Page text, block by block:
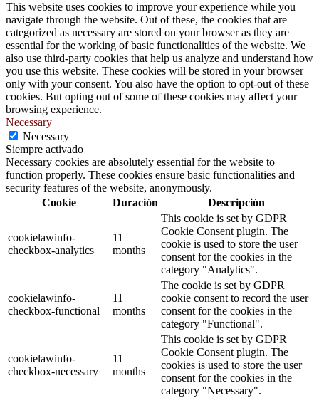
This website uses cookies to improve your experience while you
navigate through the website. Out of these, the cookies that are
categorized as necessary are stored on your browser as they are
essential for the working of basic functionalities of the website. We
also use third-party cookies that help us analyze and understand how
you use this website. These cookies will be stored in your browser
only with your consent. You also have the option to opt-out of these
cookies. But opting out of some of these cookies may affect your
browsing experience.
Necessary
Necessary
Siempre activado
Necessary cookies are absolutely essential for the website to
function properly. These cookies ensure basic functionalities and
security features of the website, anonymously.
Cookie
Duración Descripción
cookielawinfo-
checkbox-analytics
11
months
This cookie is set by GDPR
Cookie Consent plugin. The
cookie is used to store the user
consent for the cookies in the
category "Analytics".
cookielawinfo-
checkbox-functional
11
months
The cookie is set by GDPR
cookie consent to record the user
consent for the cookies in the
category "Functional".
cookielawinfo-
checkbox-necessary
11
months
This cookie is set by GDPR
Cookie Consent plugin. The
cookies is used to store the user
consent for the cookies in the
category "Necessary".